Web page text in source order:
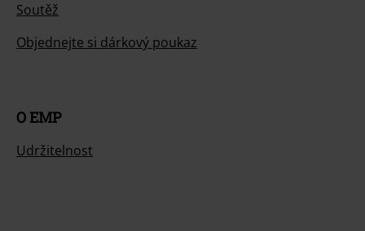
Soutěž
Objednejte si dárkový poukaz
O EMP
Udržitelnost